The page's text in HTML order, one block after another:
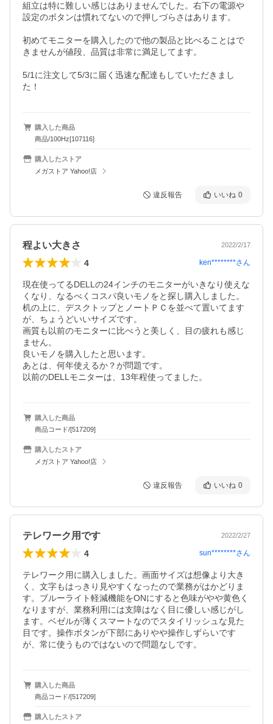
組立は特に難しい感じはありませんでした。右下の電源や
設定のボタンは慣れてないので押しづらさはあります。
初めてモニターを購入したので他の製品と比べることはで
きませんが値段、品質は非常に満足してます。
5/1に注文して5/3に届く迅速な配達もしていただきまし
た！
購入した商品
商品/100Hz[107116]
購入したストア
メガストア Yahoo!店
違反報告 いいね 0
程よい大きさ 2022/2/17
4 ken********さん
現在使ってるDELLの24インチのモニターがいきなり使えな
くなり、なるべくコスパ良いモノをと探し購入しました。
机の上に、デスクトップとノートＰＣを並べて置いてます
が、ちょうどいいサイズです。
画質も以前のモニターに比べうと美しく、目の疲れも感じ
ません。
良いモノを購入したと思います。
あとは、何年使えるか？が問題です。
購入した商品
商品コード/[517209]
購入したストア
メガストア Yahoo!店
違反報告 いいね 0
テレワーク用です 2022/2/27
4 sun********さん
テレワーク用に購入しました。画面サイズは想像より大き
く、文字もはっきり見やすくなったので業務がはかどりま
す。ブルーライト軽減機能をONにすると色味がやや黄色く
なりますが、業務利用には支障はなく目に優しい感じがし
ます。ベゼルが薄くスマートなのでスタイリッシュな見た
目です。操作ボタンが下部にありやや操作しずらいです
が、常に使うものではないので問題なしです。
購入した商品
商品コード/[517209]
購入したストア